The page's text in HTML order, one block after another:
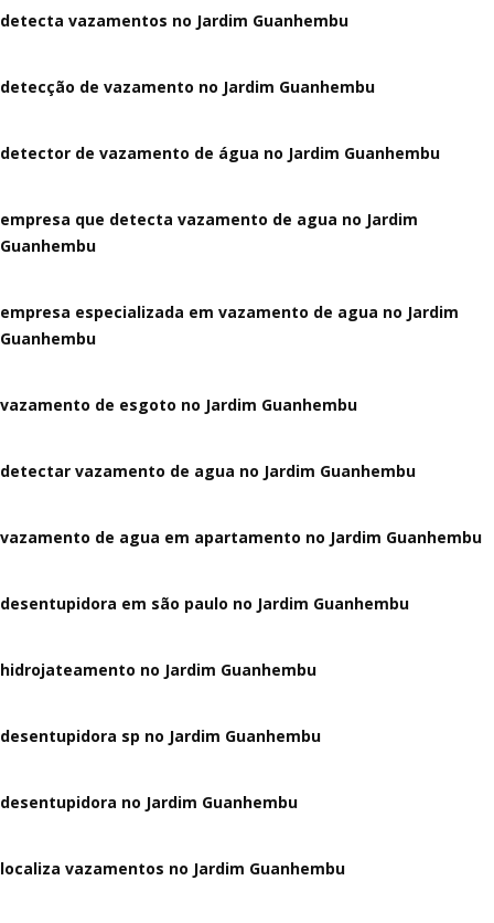
detecta vazamentos no Jardim Guanhembu
detecção de vazamento no Jardim Guanhembu
detector de vazamento de água no Jardim Guanhembu
empresa que detecta vazamento de agua no Jardim
Guanhembu
empresa especializada em vazamento de agua no Jardim
Guanhembu
vazamento de esgoto no Jardim Guanhembu
detectar vazamento de agua no Jardim Guanhembu
vazamento de agua em apartamento no Jardim Guanhembu
desentupidora em são paulo no Jardim Guanhembu
hidrojateamento no Jardim Guanhembu
desentupidora sp no Jardim Guanhembu
desentupidora no Jardim Guanhembu
localiza vazamentos no Jardim Guanhembu